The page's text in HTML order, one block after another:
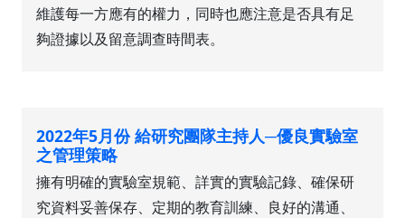
維護每一方應有的權力，同時也應注意是否具有足
夠證據以及留意調查時間表。
2022年5月份 給研究團隊主持人─優良實驗室
之管理策略
擁有明確的實驗室規範、詳實的實驗記錄、確保研
究資料妥善保存、定期的教育訓練、良好的溝通、